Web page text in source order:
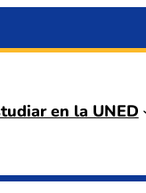
en la UNED